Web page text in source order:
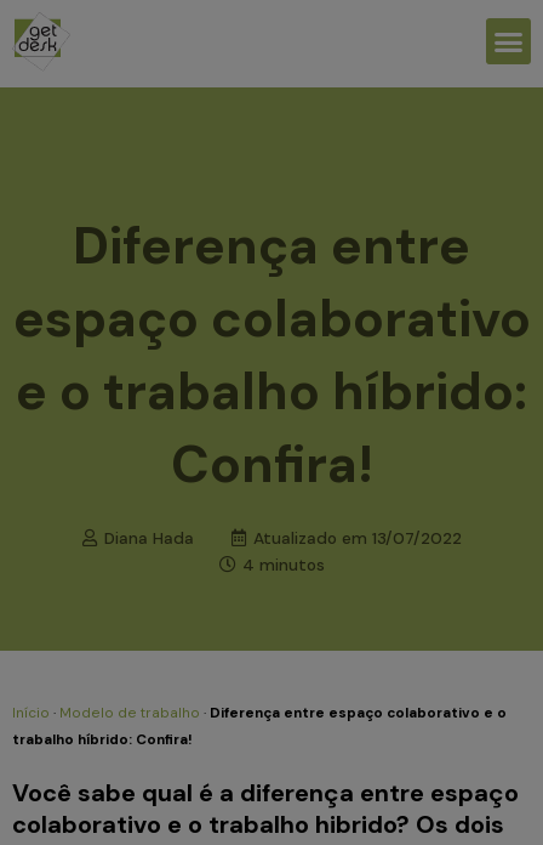
para
conteúdo
Diferença entre
espaço colaborativo
e o trabalho híbrido:
Confira!
Diana Hada Atualizado em 13/07/2022
4 minutos
Início · Modelo de trabalho · Diferença entre espaço colaborativo e o
trabalho híbrido: Confira!
Você sabe qual é a diferença entre espaço
colaborativo e o trabalho hibrido? Os dois